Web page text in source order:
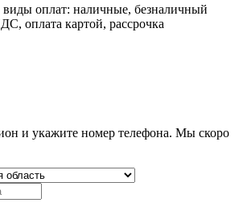
виды оплат: наличные, безналичный
оплата картой, рассрочка
и укажите номер телефона. Мы скоро